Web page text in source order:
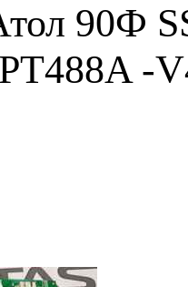
90Ф
-